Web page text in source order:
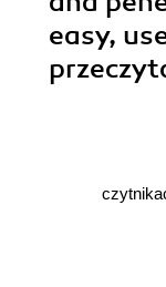
easy,